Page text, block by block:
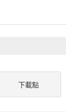
下載點